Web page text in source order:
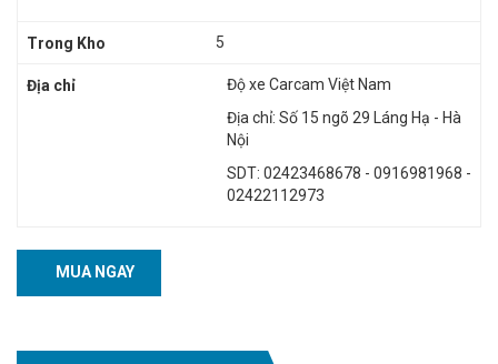
Trong Kho 5
Địa chỉ
Độ xe Carcam Việt Nam
Địa chỉ: Số 15 ngõ 29 Láng Hạ - Hà
Nội
SDT: 02423468678 - 0916981968 -
02422112973
MUA NGAY